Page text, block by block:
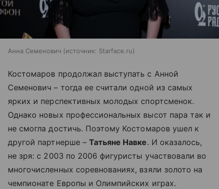
Анна Семенович источник: Starface.ru
Костомаров продолжал выступать с Анной
Семенович – тогда ее считали одной из самых
ярких и перспективных молодых спортсменок.
Однако новых профессиональных высот пара так и
не смогла достичь. Поэтому Костомаров ушел к
другой партнерше – Татьяне Навке. И оказалось,
не зря: с 2003 по 2006 фигуристы участвовали во
многочисленных соревнованиях, взяли золото на
чемпионате Европы и Олимпийских играх.